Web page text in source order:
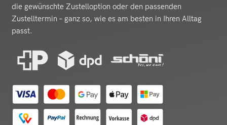
die gewünschte Zustelloption oder den passenden
Zustelltermin – ganz so, wie es am besten in Ihren Alltag
passt.